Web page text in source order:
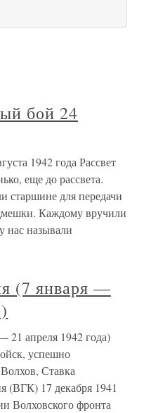
бой 24
1942 года Рассвет
еще до рассвета.
старшине для передачи
Каждому вручили
нас называли
(7 января —
21 апреля 1942 года)
успешно
Ставка
(ВГК) 17 декабря 1941
Волховского фронта